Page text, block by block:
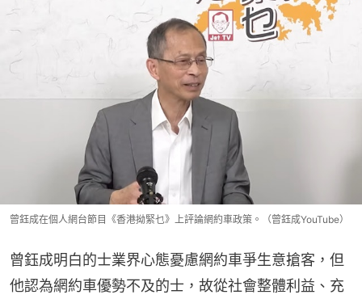
曾鈺成在個人網台節目《香港拗緊乜》上評論網約車政策。（曾鈺成YouTube）
曾鈺成明白的士業界心態憂慮網約車爭生意搶客，但
他認為網約車優勢不及的士，故從社會整體利益、充